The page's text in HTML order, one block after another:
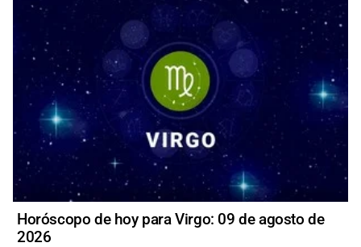
Horóscopo de hoy para Virgo: 09 de agosto de
2026